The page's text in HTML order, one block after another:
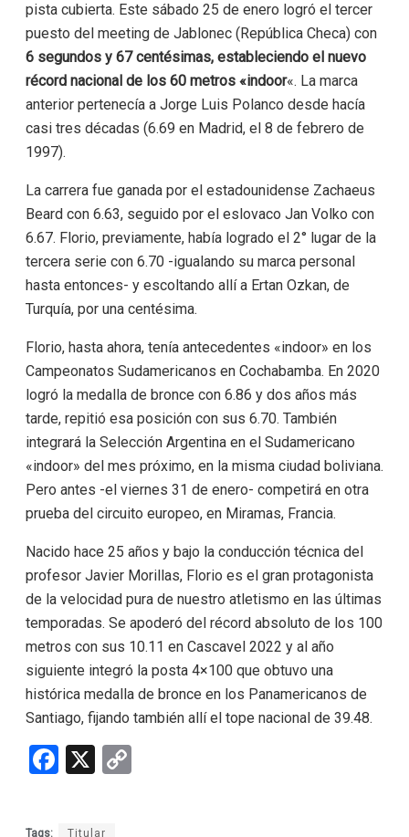
pista cubierta. Este sábado 25 de enero logró el tercer
puesto del meeting de Jablonec (República Checa) con
6 segundos y 67 centésimas, estableciendo el nuevo
récord nacional de los 60 metros «indoor«. La marca
anterior pertenecía a Jorge Luis Polanco desde hacía
casi tres décadas (6.69 en Madrid, el 8 de febrero de
1997).
La carrera fue ganada por el estadounidense Zachaeus
Beard con 6.63, seguido por el eslovaco Jan Volko con
6.67. Florio, previamente, había logrado el 2° lugar de la
tercera serie con 6.70 -igualando su marca personal
hasta entonces- y escoltando allí a Ertan Ozkan, de
Turquía, por una centésima.
Florio, hasta ahora, tenía antecedentes «indoor» en los
Campeonatos Sudamericanos en Cochabamba. En 2020
logró la medalla de bronce con 6.86 y dos años más
tarde, repitió esa posición con sus 6.70. También
integrará la Selección Argentina en el Sudamericano
«indoor» del mes próximo, en la misma ciudad boliviana.
Pero antes -el viernes 31 de enero- competirá en otra
prueba del circuito europeo, en Miramas, Francia.
Nacido hace 25 años y bajo la conducción técnica del
profesor Javier Morillas, Florio es el gran protagonista
de la velocidad pura de nuestro atletismo en las últimas
temporadas. Se apoderó del récord absoluto de los 100
metros con sus 10.11 en Cascavel 2022 y al año
siguiente integró la posta 4×100 que obtuvo una
histórica medalla de bronce en los Panamericanos de
Santiago, fijando también allí el tope nacional de 39.48.
F
X
Tags: Titular